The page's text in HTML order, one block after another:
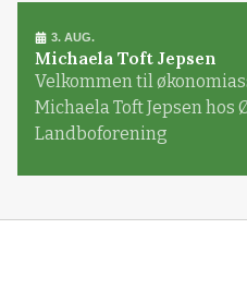
3. AUG.
Michaela Toft Jepsen
Velkommen til
Michaela Toft Jepsen hos
Landboforening